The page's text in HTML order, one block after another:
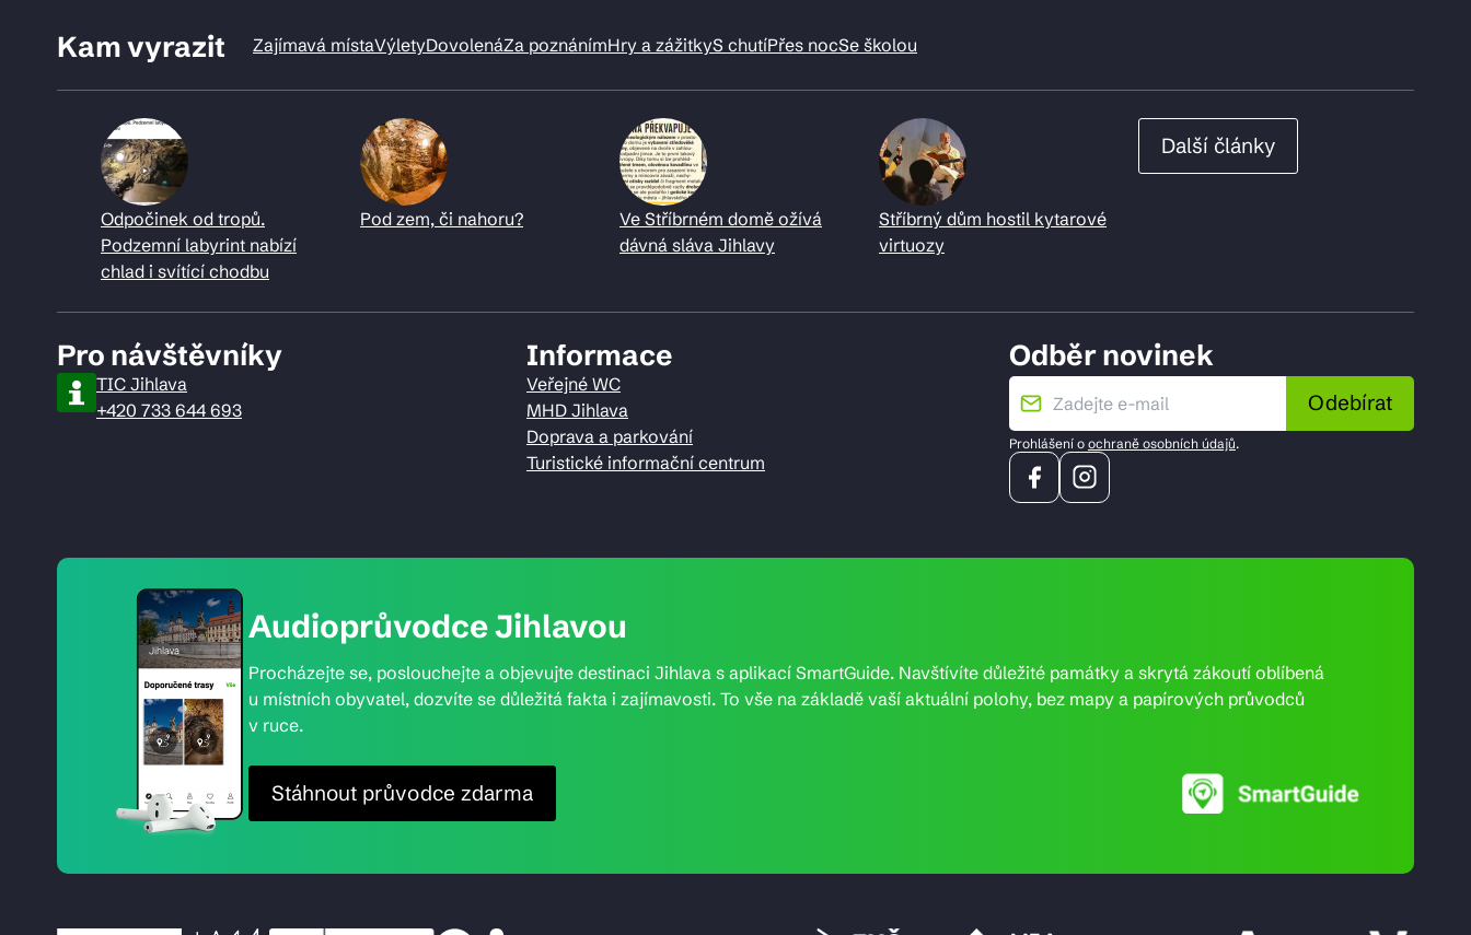
Kam vyrazit Zajímavá místaVýletyDovolenáZa poznánímHry a zážitkyS chutíPřes nocSe školou
Odpočinek od tropů.
Podzemní labyrint nabízí
chlad i svítící chodbu
Pod zem, či nahoru?
Ve Stříbrném domě ožívá
dávná sláva Jihlavy
Stříbrný dům hostil kytarové
virtuozy
Další články
Pro návštěvníky
TIC Jihlava
+420 733 644 693
Informace
Veřejné WC
MHD Jihlava
Doprava a parkování
Turistické informační centrum
Odběr novinek
Odebírat
Prohlášení o ochraně osobních údajů.
Audioprůvodce Jihlavou
Procházejte se, poslouchejte a objevujte destinaci Jihlava s aplikací SmartGuide. Navštívíte důležité památky a skrytá zákoutí oblíbená
u místních obyvatel, dozvíte se důležitá fakta i zajímavosti. To vše na základě vaší aktuální polohy, bez mapy a papírových průvodců
v ruce.
Stáhnout průvodce zdarma